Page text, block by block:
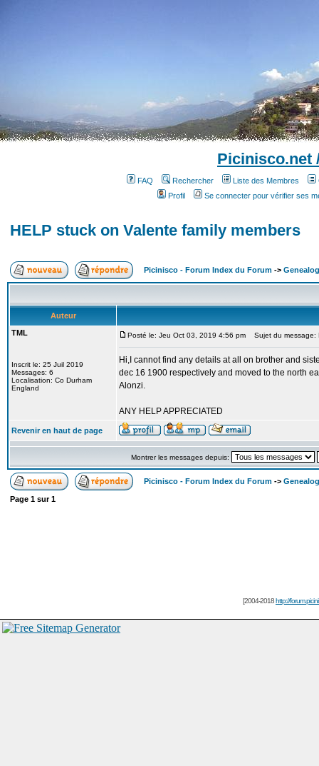
Picinisco.net
FAQ Rechercher Liste des Membres
Profil
Se connecter pour vérifier ses
HELP stuck on Valente family members
Picinisco - Forum Index du Forum ->
Auteur
TML
Inscrit le: 25 Juil 2019
Messages: 6
Localisation: Co Durham
England
Posté le: Jeu Oct 03, 2019 4:56 pm Sujet du message:
Hi,I cannot find any details at all on brother and
dec 16 1900 respectively and moved to the north
Alonzi.
ANY HELP APPRECIATED
Revenir en haut de page
Montrer les messages depuis:
Picinisco - Forum Index du Forum ->
Page 1 sur1
[2004-2018http://